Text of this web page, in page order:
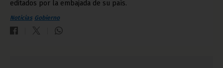
editados por la embajada de su país.
Noticias Gobierno